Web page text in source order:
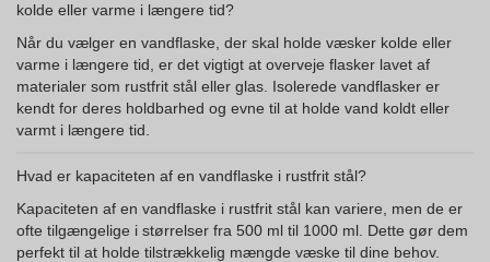
kolde eller varme i længere tid?
Når du vælger en vandflaske, der skal holde væsker kolde eller
varme i længere tid, er det vigtigt at overveje flasker lavet af
materialer som rustfrit stål eller glas. Isolerede vandflasker er
kendt for deres holdbarhed og evne til at holde vand koldt eller
varmt i længere tid.
Hvad er kapaciteten af en vandflaske i rustfrit stål?
Kapaciteten af en vandflaske i rustfrit stål kan variere, men de er
ofte tilgængelige i størrelser fra 500 ml til 1000 ml. Dette gør dem
perfekt til at holde tilstrækkelig mængde væske til dine behov.